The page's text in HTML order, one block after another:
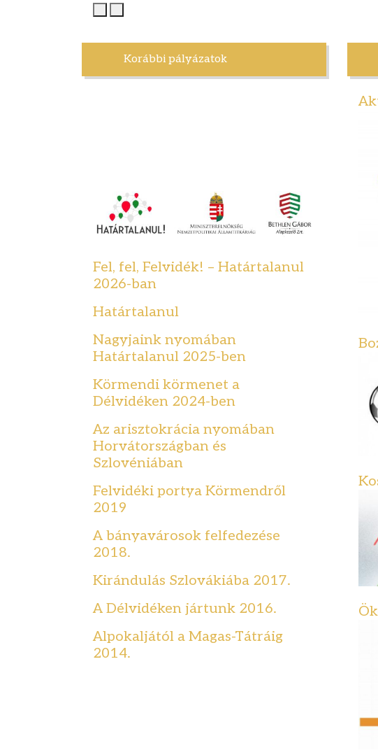
Korábbi pályázatok
Fel, fel, Felvidék! – Határtalanul
2026-ban
Határtalanul
Nagyjaink nyomában
Határtalanul 2025-ben
Körmendi körmenet a
Délvidéken 2024-ben
Az arisztokrácia nyomában
Horvátországban és
Szlovéniában
Felvidéki portya Körmendről
2019
A bányavárosok felfedezése
2018.
Kirándulás Szlovákiába 2017.
A Délvidéken jártunk 2016.
Alpokaljától a Magas-Tátráig
2014.